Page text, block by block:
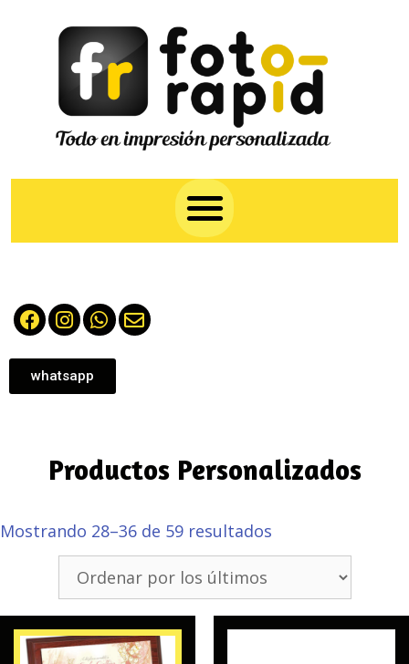
whatsapp
Productos Personalizados
Mostrando 28–36 de 59 resultados